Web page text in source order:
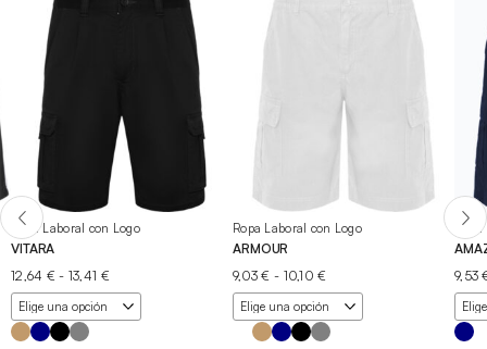
Ropa Laboral con Logo
VITARA
12,64 € - 13,41 €Rango
de
precios:
desde
Ropa Laboral con Logo
ARMOUR
9,03€ - 10,10€
de
precios:
desde
9,03 €
9,53